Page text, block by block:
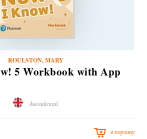
ROULSTON, MARY
5 Workbook with App
Английский
в корзину